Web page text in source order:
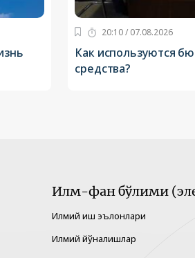
20:10 / 07.08.2026
Как используются
средства?
Илм-фан бўлими
Илмий иш эълонлари
Илмий йўналишлар